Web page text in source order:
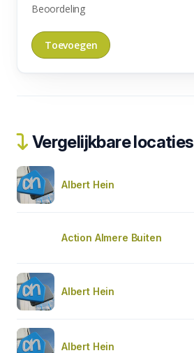
Beoordeling
Vergelijkbare locaties
Albert Hein
Action Almere Buiten
Albert Hein
Albert Hein